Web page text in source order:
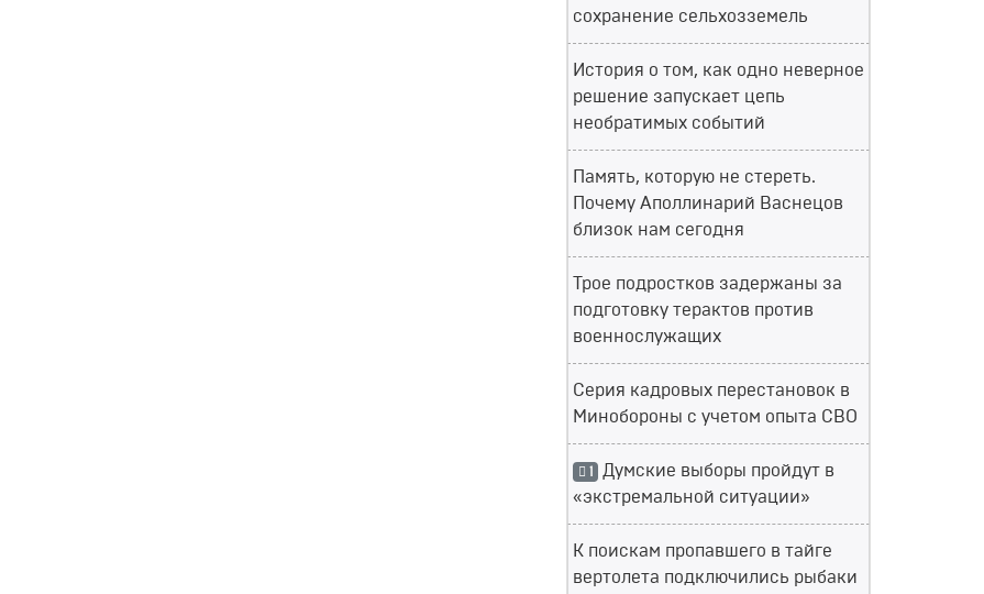
сохранение сельхозземель
История о том, как одно неверное
решение запускает цепь
необратимых событий
Память, которую не стереть.
Почему Аполлинарий Васнецов
близок нам сегодня
Трое подростков задержаны за
подготовку терактов против
военнослужащих
Серия кадровых перестановок в
Минобороны с учетом опыта СВО
1 Думские выборы пройдут в
«экстремальной ситуации»
К поискам пропавшего в тайге
вертолета подключились рыбаки